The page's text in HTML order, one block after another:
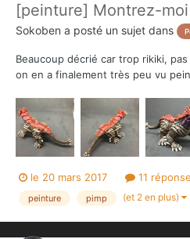
[peinture] Montrez-
Sokoben a posté un sujet dans
Beaucoup décrié car trop rikiki,
on en a finalement très peu vu
concocter un scénario rien que
facile... Mais j'aime les challe...
le 20 mars 2017 11
peinture pimp (et 2 en plus)